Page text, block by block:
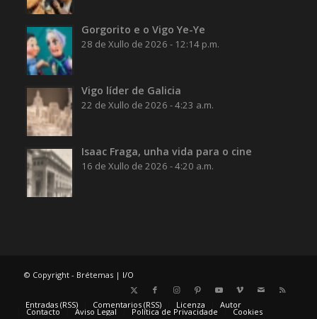
Gorgorito e o Vigo Ye-Ye
28 de Xullo de 2026 - 12:14 p.m.
Vigo líder de Galicia
22 de Xullo de 2026 - 4:23 a.m.
Isaac Fraga, unha vida para o cine
16 de Xullo de 2026 - 4:20 a.m.
© Copyright - Brétemas | I/O
Entradas (RSS) Comentarios (RSS) Licenza Autor
Contacto Aviso Legal Política de Privacidade Cookies